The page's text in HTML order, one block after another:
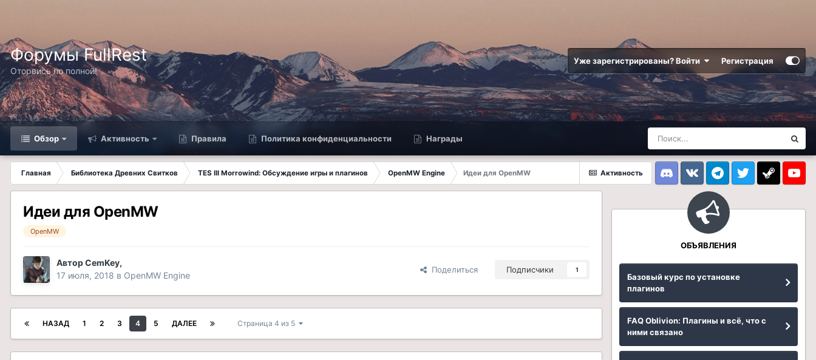
Форумы FullRest
Оторвись по полной!
Уже зарегистрированы? Войти Регистрация
Обзор Активность Правила Политика конфиденциальности Награды
Активность
Главная Библиотека Древних Свитков TES III Morrowind: Обсуждение игры и плагинов OpenMW Engine
Идеи для OpenMW
DiscordVK TelegramTwitter Steam
Идеи для OpenMW
OpenMW
АвторCemKey,
17 июля, 2018 в OpenMW Engine
Поделиться Подписчики 1
НАЗАД 1 2 3 4 5 ДАЛЕЕ Страница 4 из 5
ОБЪЯВЛЕНИЯ
Базовый курс по установке
плагинов
FAQ Oblivion: Плагины и всё, что с
ними связано